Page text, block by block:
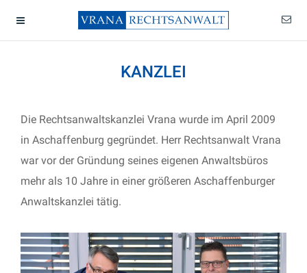
KANZLEI
Die Rechtsanwaltskanzlei Vrana wurde im April 2009
in Aschaffenburg gegründet. Herr Rechtsanwalt Vrana
war vor der Gründung seines eigenen Anwaltsbüros
mehr als 10 Jahre in einer größeren Aschaffenburger
Anwaltskanzlei tätig.